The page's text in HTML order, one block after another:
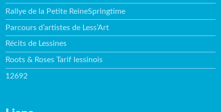
Rallye de la Petite ReineSpringtime
Parcours d’artistes de Less’Art
Récits de Lessines
Roots & Roses Tarif lessinois
12692